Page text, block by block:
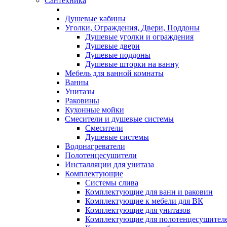
Душевые кабины
Уголки, Ограждения, Двери, Поддоны
Душевые уголки и ограждения
Душевые двери
Душевые поддоны
Душевые шторки на ванну
Мебель для ванной комнаты
Ванны
Унитазы
Раковины
Кухонные мойки
Смесители и душевые системы
Смесители
Душевые системы
Водонагреватели
Полотенцесушители
Инсталляции для унитаза
Комплектующие
Системы слива
Комплектующие для ванн и раковин
Комплектующие к мебели для ВК
Комплектующие для унитазов
Комплектующие для